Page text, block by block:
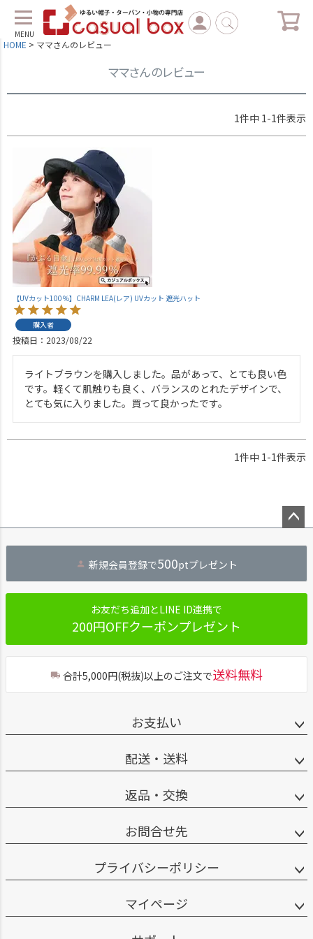
MENU
HOME ママさんのレビュー
ママさんのレビュー
1件中 1-1件表示
【UVカット100％】CHARM LEA(レア) UVカット 遮光ハット
購入者
投稿日 2023/08/22
ライトブラウンを購入しました。品があって、とても良い色
です。軽くて肌触りも良く、バランスのとれたデザインで、
とても気に入りました。買って良かったです。
1件中 1-1件表示
へ
新規会員登録で500ptプレゼント
お友だち追加とLINE ID連携で
200円OFFクーポンプレゼント
合計5,000円(税抜)以上のご注文で送料無料
お支払い
配送・送料
返品・交換
お問合せ先
プライバシーポリシー
マイページ